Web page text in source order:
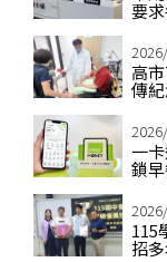
要
高
傳
一
鎖
115
招